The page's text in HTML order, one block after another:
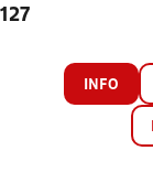
127
INFO